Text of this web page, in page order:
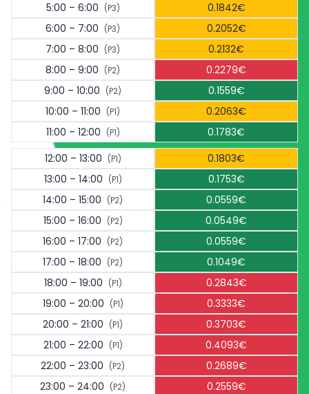
5:00 – 6:00 (P3)
0.1842€
6:00 – 7:00 (P3)
0.2052€
7:00 – 8:00 (P3)
0.2132€
8:00 – 9:00 (P2)
0.2279€
9:00 – 10:00 (P2)
0.1559€
10:00 – 11:00 (P1)
0.2063€
11:00 – 12:00 (P1)
0.1783€
12:00 – 13:00 (P1)
0.1803€
13:00 – 14:00 (P1)
0.1753€
14:00 – 15:00 (P2)
0.0559€
15:00 – 16:00 (P2)
0.0549€
16:00 – 17:00 (P2)
0.0559€
17:00 – 18:00 (P2)
0.1049€
18:00 – 19:00 (P1)
0.2843€
19:00 – 20:00 (P1)
0.3333€
20:00 – 21:00 (P1)
0.3703€
21:00 – 22:00 (P1)
0.4093€
22:00 – 23:00 (P2)
0.2689€
23:00 – 24:00 (P2) 0.2559€